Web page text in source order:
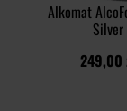
Alkomat
Silver
249,00